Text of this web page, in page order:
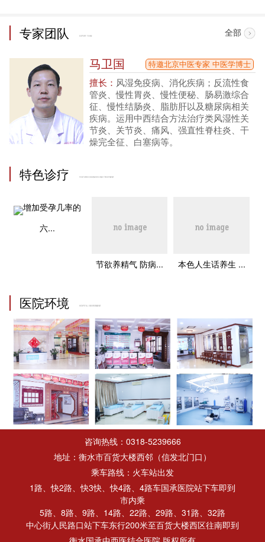
专家团队 EXPERT TEAM 全部
马卫国 特邀北京中医专家 中医学博士
擅长： 风湿免疫病、消化疾病；反流性食
管炎、慢性胃炎、慢性便秘、肠易激综合
征、慢性结肠炎、脂肪肝以及糖尿病相关
疾病。运用中西结合方法治疗类风湿性关
节炎、关节炎、痛风、强直性脊柱炎、干
燥完全征、白塞病等。
特色诊疗 FEATURED DIAGNOSIS AND TREATMENT
增加受孕几率的
六...
节欲养精气 防病... 本色人生话养生 ...
医院环境 HOSPITAL ENVIRONMENT
咨询热线：0318-5239666
地址：衡水市百货大楼西邻（信发北门口）
乘车路线：火车站出发
1路、快2路、快3快、快4路、4路车国承医院站下车即到
市内乘
5路、8路、9路、14路、22路、29路、31路、32路
中心街人民路口站下车东行200米至百货大楼西区往南即到